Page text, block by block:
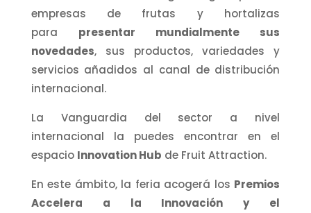
empresas de frutas y hortalizas
para presentar mundialmente sus
novedades, sus productos, variedades y
servicios añadidos al canal de distribución
internacional.
La Vanguardia del sector a nivel
internacional la puedes encontrar en el
espacio Innovation Hub de Fruit Attraction.
En este ámbito, la feria acogerá los Premios
Accelera a la Innovación y el